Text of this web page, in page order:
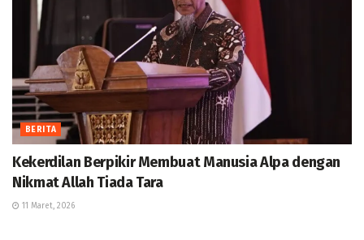
BERITA
Kekerdilan Berpikir Membuat Manusia Alpa dengan
Nikmat Allah Tiada Tara
11 Maret, 2026